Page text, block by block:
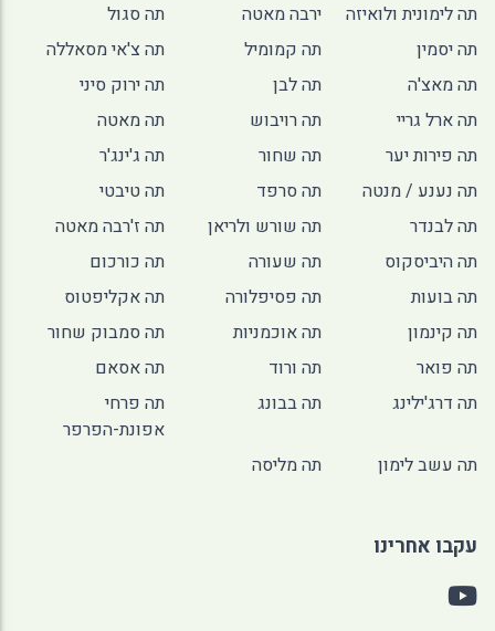
תה לימונית ולואיזה
ירבה מאטה
תה סגול
תה יסמין
תה קמומיל
תה צ'אי מסאללה
תה מאצ'ה
תה לבן
תה ירוק סיני
תה ארל גריי
תה רויבוש
תה מאטה
תה פירות יער
תה שחור
תה ג'ינג'ר
תה נענע / מנטה
תה סרפד
תה טיבטי
תה לבנדר
תה שורש ולריאן
תה ז'רבה מאטה
תה היביסקוס
תה שעורה
תה כורכום
תה בועות
תה פסיפלורה
תה אקליפטוס
תה קינמון
תה אוכמניות
תה סמבוק שחור
תה פואר
תה ורוד
תה אסאם
תה דרג'ילינג
תה בבונג
תה פרחי
אפונת-הפרפר
תה עשב לימון
תה מליסה
עקבו אחרינו